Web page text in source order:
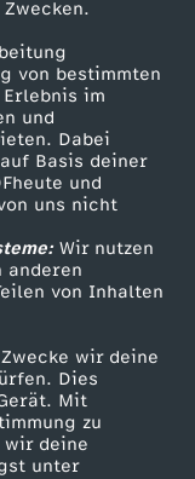
von bestimmten
im
und
Dabei
Basis deiner
und
uns nicht
Wir nutzen
anderen
von Inhalten
wir deine
Dies
Mit
zu
deine
unter